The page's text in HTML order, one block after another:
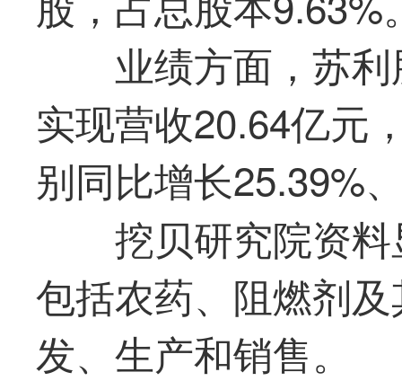
业绩方面，苏
实现营收20.64亿元
别同比增长25.39%
挖贝研究院资
包括农药、阻燃剂
发、生产和销售。